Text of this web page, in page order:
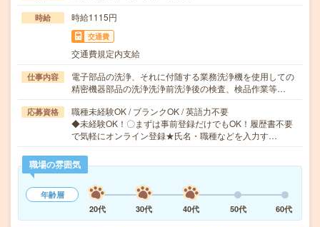
時給 時給1115円
交通費
交通費規定内支給
仕事内容
電子部品の洗浄、それに付随する業務洗浄機を使用しての
精密機器部品の洗浄洗浄前洗浄後の検査、検品作業等…
応募資格
職種未経験OK / ブランクOK / 英語力不要
◆未経験OK！〇まずは事前登録だけでもOK！履歴書不要
で気軽にオンライン登録★氏名・職種などを入力す…
職場の雰囲気
年齢層
20代
30代 40代 50代 60代